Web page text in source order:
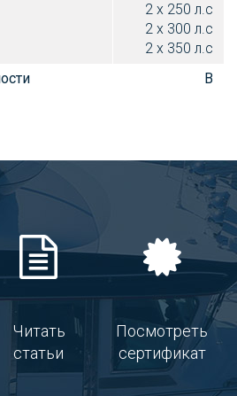
2 х 250 л.с
2 х 300 л.с
2 х 350 л.с
B
Читать
статьи
Посмотреть
сертификат